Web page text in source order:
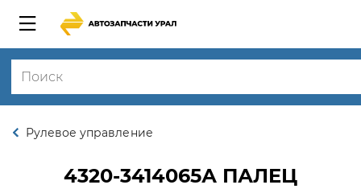
Рулевое управление
4320-3414065А ПАЛЕЦ